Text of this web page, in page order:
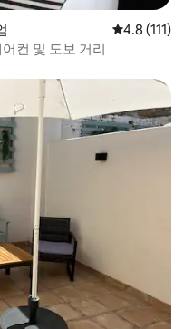
평점 4.8점(5
4.8 (111)
컨 및 도보 거리